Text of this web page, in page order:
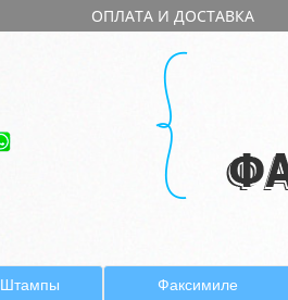
ОПЛАТА И ДОСТАВКА
Штампы Факсимиле